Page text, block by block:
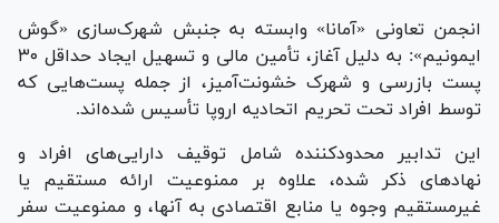
انجمن تعاونی «آمانا» وابسته به جنبش شهرک‌سازی «گوش
ایمونیم»: به دلیل آغاز، تأمین مالی و تسهیل ایجاد حداقل ۳۰
پست بازرسی و شهرک خشونت‌آمیز، از جمله پست‌هایی که
توسط افراد تحت تحریم اتحادیه اروپا تأسیس شده‌اند.
این تدابیر محدودکننده شامل توقیف دارایی‌های افراد و
نهادهای ذکر شده، علاوه بر ممنوعیت ارائه مستقیم یا
غیرمستقیم وجوه یا منابع اقتصادی به آنها، و ممنوعیت سفر